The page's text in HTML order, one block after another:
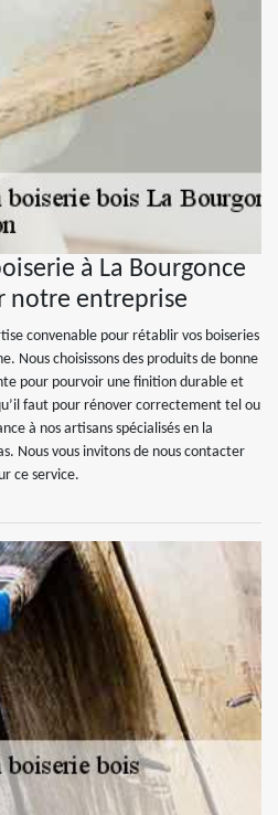
à La Bourgonce
notre entreprise
convenable pour rétablir vos boiseries
Nous choisissons des produits de bonne
pour pourvoir une finition durable et
faut pour rénover correctement tel ou
à nos artisans spécialisés en la
Nous vous invitons de nous contacter
ce service.